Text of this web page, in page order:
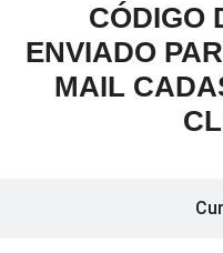
CÓDIGO
ENVIADO
MAIL